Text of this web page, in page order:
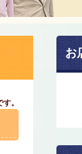
。
お